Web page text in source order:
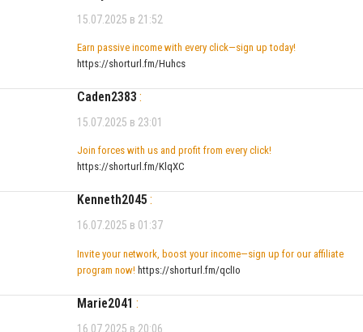
15.07.2025 в 21:52
Earn passive income with every click—sign up today!
https://shorturl.fm/Huhcs
Caden2383 :
15.07.2025 в 23:01
Join forces with us and profit from every click!
https://shorturl.fm/KlqXC
Kenneth2045 :
16.07.2025 в 01:37
Invite your network, boost your income—sign up for our affiliate
program now! https://shorturl.fm/qclIo
Marie2041 :
16.07.2025 в 20:06